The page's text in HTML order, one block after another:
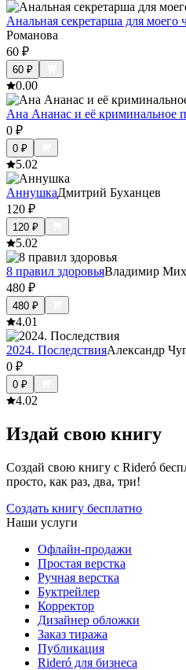
Анальная секретарша для моего
Романова
60 ₽
60 ₽
0.00
Ана Ананас и её криминальное
0 ₽
0 ₽
5.02
АннушкаДмитрий Буханцев
120 ₽
120 ₽
5.02
8 правил здоровьяВладимир
480 ₽
480 ₽
4.01
2024. ПоследствияАлександр
0 ₽
0 ₽
4.02
Издай свою книгу
Создай свою книгу с Rideró
просто, как раз, два, три!
Создать книгу бесплатно
Наши услуги
Офлайн-продажи
Простая верстка
Ручная верстка
Буктрейлер
Корректор
Дизайнер обложки
Заказ тиража
Публикация
Rideró для бизнеса